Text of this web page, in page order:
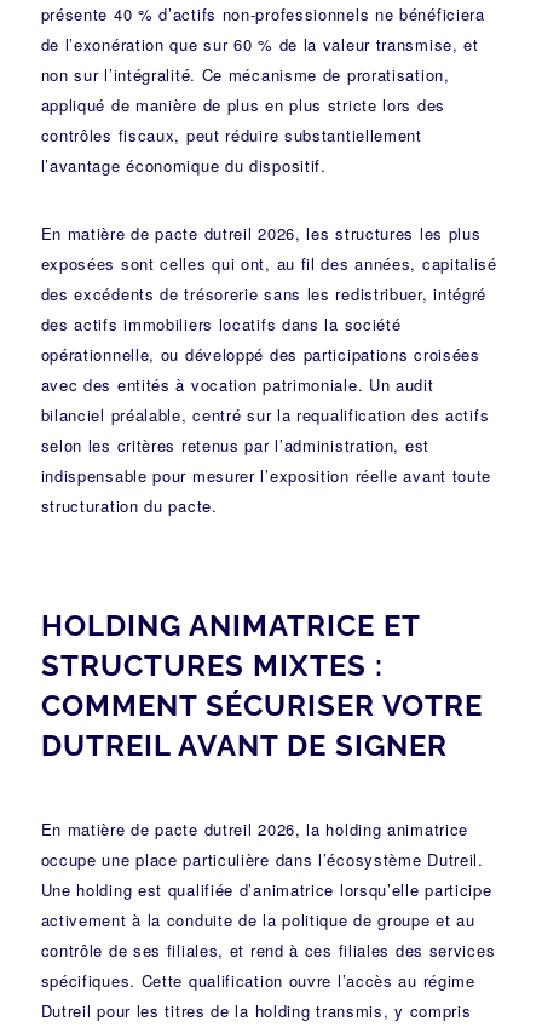
présente 40 % d’actifs non-professionnels ne bénéficiera
de l’exonération que sur 60 % de la valeur transmise, et
non sur l’intégralité. Ce mécanisme de proratisation,
appliqué de manière de plus en plus stricte lors des
contrôles fiscaux, peut réduire substantiellement
l’avantage économique du dispositif.
En matière de pacte dutreil 2026, les structures les plus
exposées sont celles qui ont, au fil des années, capitalisé
des excédents de trésorerie sans les redistribuer, intégré
des actifs immobiliers locatifs dans la société
opérationnelle, ou développé des participations croisées
avec des entités à vocation patrimoniale. Un audit
bilanciel préalable, centré sur la requalification des actifs
selon les critères retenus par l’administration, est
indispensable pour mesurer l’exposition réelle avant toute
structuration du pacte.
HOLDING ANIMATRICE ET
STRUCTURES MIXTES :
COMMENT SÉCURISER VOTRE
DUTREIL AVANT DE SIGNER
En matière de pacte dutreil 2026, la holding animatrice
occupe une place particulière dans l’écosystème Dutreil.
Une holding est qualifiée d’animatrice lorsqu’elle participe
activement à la conduite de la politique de groupe et au
contrôle de ses filiales, et rend à ces filiales des services
spécifiques. Cette qualification ouvre l’accès au régime
Dutreil pour les titres de la holding transmis, y compris